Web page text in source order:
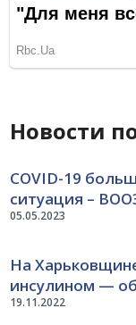
Новости
05.05.2023
COVID-19
ситуация –
19.11.2022
На
инсулином —